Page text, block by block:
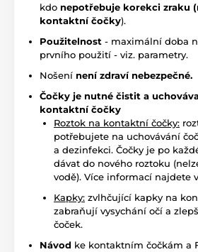
kdo nepotřebuje korekci zraku
kontaktní čočky).
Použitelnost - maximální doba
prvního použití - viz. parametry.
Nošení není zdraví nebezpečné.
Čočky je nutné čistit a
kontaktní čočky
Roztok na kontaktní čočky:
potřebujete na uchovávání
a dezinfekci. Čočky je po
dávat do nového roztoku
vodě). Více informací najdete
Kapky: zvlhčující kapky na
zabraňují vysychání očí a
čoček.
Návod ke kontaktním čočkám a